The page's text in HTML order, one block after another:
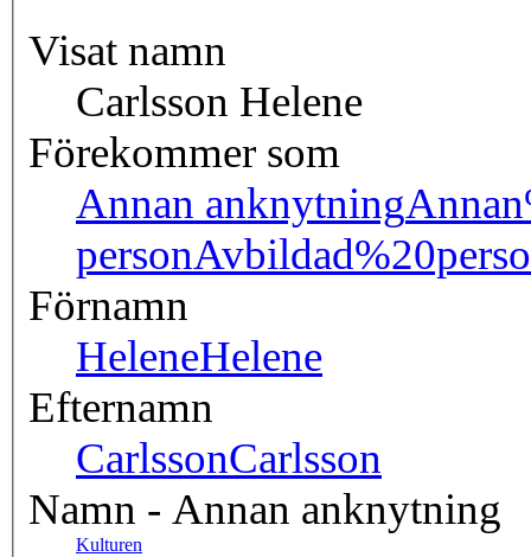
Visat namn
Carlsson Helene
Förekommer som
Annan anknytning
person
Förnamn
HeleneHelene
Efternamn
CarlssonCarlsson
Namn - Annan anknytning
Kulturen